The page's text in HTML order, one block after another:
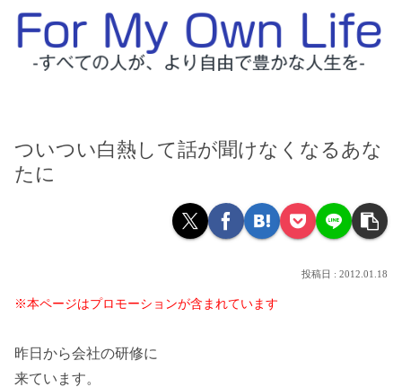
ついつい白熱して話が聞けなくなるあな
たに
2012.01.18
※本ページはプロモーションが含まれています
昨日から会社の研修に
来ています。